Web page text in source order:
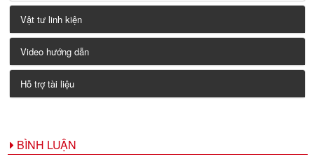
Vật tư linh kiện
Video hướng dẫn
Hỗ trợ tài liệu
BÌNH LUẬN